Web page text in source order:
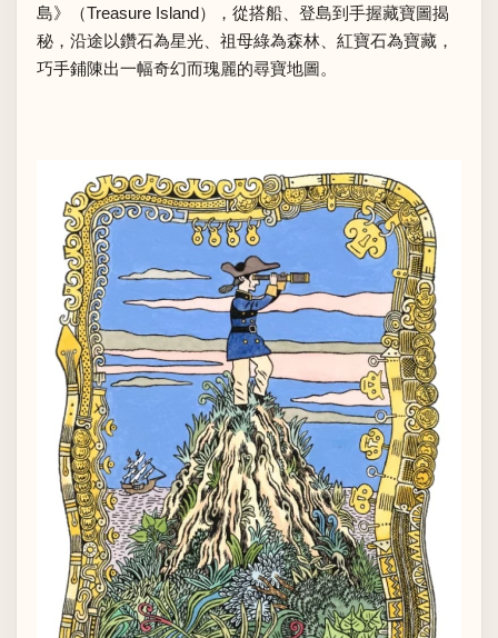
島》（Treasure Island），從搭船、登島到手握藏寶圖揭
秘，沿途以鑽石為星光、祖母綠為森林、紅寶石為寶藏，
巧手鋪陳出一幅奇幻而瑰麗的尋寶地圖。